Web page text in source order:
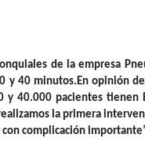
de la empresa
40 minutos.En opinión
40.000 pacientes tienen
la primera
complicación